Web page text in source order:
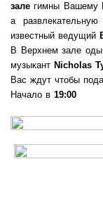
зале гимны Вашему
а
известный ведущий
В Верхнем зале
музыкант Nicholas
Вас ждут чтобы
Начало в19:00